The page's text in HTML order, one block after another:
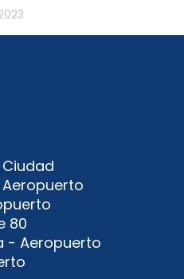
80
- Aeropuerto